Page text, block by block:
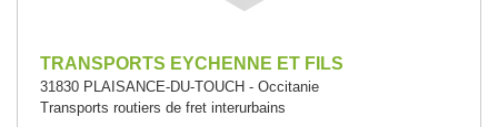
TRANSPORTS EYCHENNE ET FILS
31830 PLAISANCE-DU-TOUCH - Occitanie
Transports routiers de fret interurbains